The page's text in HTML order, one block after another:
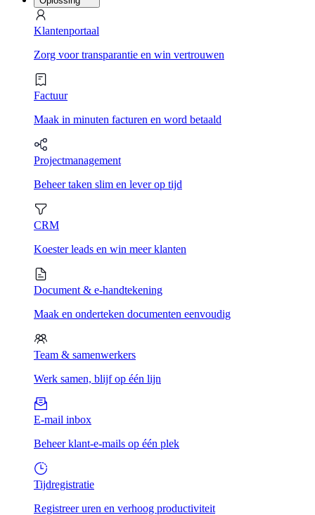
Klantenportaal
Zorg voor transparantie en win vertrouwen
Factuur
Maak in minuten facturen en word betaald
Projectmanagement
Beheer taken slim en lever op tijd
CRM
Koester leads en win meer klanten
Document & e-handtekening
Maak en onderteken documenten eenvoudig
Team & samenwerkers
Werk samen, blijf op één lijn
E-mail inbox
Beheer klant-e-mails op één plek
Tijdregistratie
Registreer uren en verhoog productiviteit